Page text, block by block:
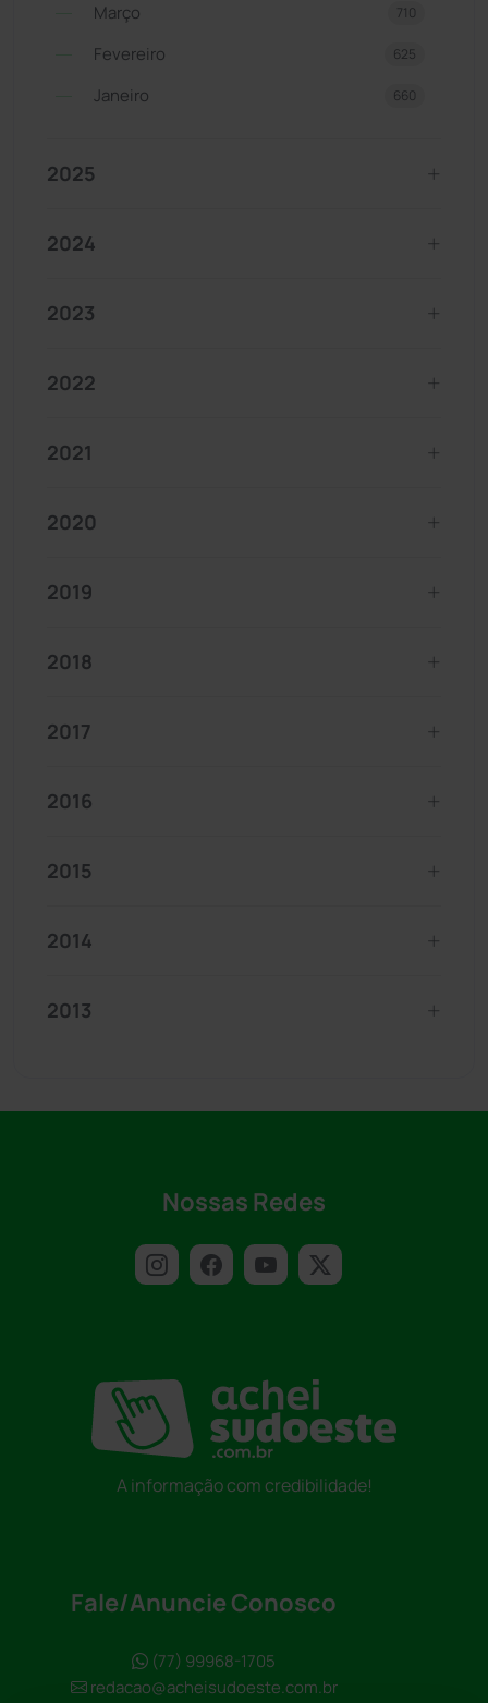
Março 710
Fevereiro 625
Janeiro 660
2025
2024
2023
2022
2021
2020
2019
2018
2017
2016
2015
2014
2013
Nossas Redes
A informação com credibilidade!
Fale/Anuncie Conosco
(77) 99968-1705
redacao@acheisudoeste.com.br